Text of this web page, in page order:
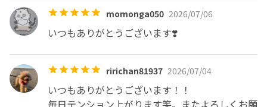
momonga050 2026/07/06
いつもありがとうございます❣️
ririchan81937 2026/07/04
いつもありがとうございます！！
毎日テンション上がります笑。またよろしくお願